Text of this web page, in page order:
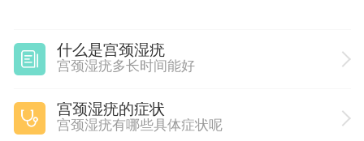
什么是宫颈湿疣
宫颈湿疣多长时间能好
宫颈湿疣的症状
宫颈湿疣有哪些具体症状呢